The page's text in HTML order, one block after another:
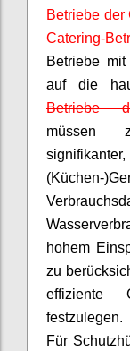
Betriebe der
Catering-
Betriebe
auf die
Betriebe
müssen
(Küchen-
hohem
zu
effiziente
festzulegen.
Für